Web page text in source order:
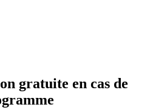
gratuite en cas de